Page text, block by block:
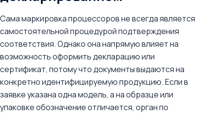
Сама маркировка процессоров не всегда является
самостоятельной процедурой подтверждения
соответствия. Однако она напрямую влияет на
возможность оформить декларацию или
сертификат, потому что документы выдаются на
конкретно идентифицируемую продукцию. Если в
заявке указана одна модель, а на образце или
упаковке обозначение отличается, орган по